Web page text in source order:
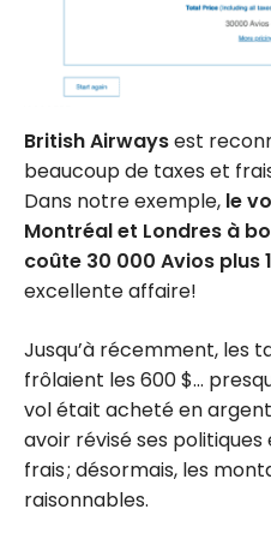
British Airwaysest
beaucoup de taxes et
Dans notre exemple, le
Montréal et Londres à
coûte 30 000 Avios plus
excellente affaire!
Jusqu’à récemment, les
frôlaient les 600 $…
vol était acheté en
avoir révisé ses
frais ; désormais, les
raisonnables.